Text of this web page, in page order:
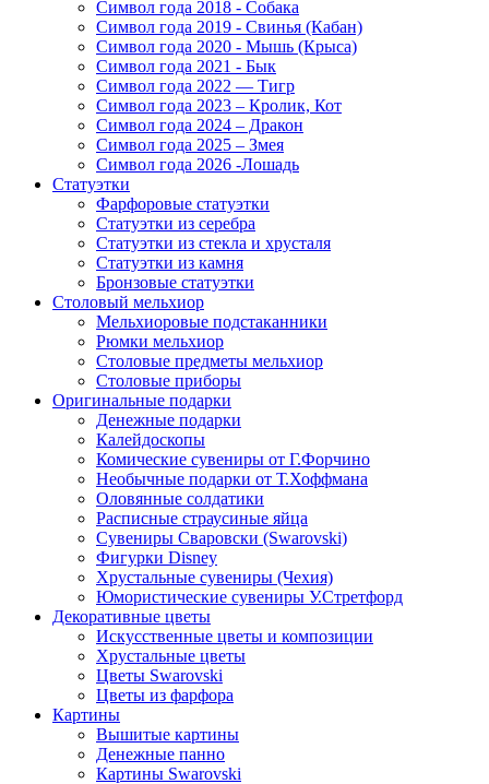
Символ года 2018 - Собака
Символ года 2019 - Свинья (Кабан)
Символ года 2020 - Мышь (Крыса)
Символ года 2021 - Бык
Символ года 2022 — Тигр
Символ года 2023 – Кролик, Кот
Символ года 2024 – Дракон
Символ года 2025 – Змея
Символ года 2026 -Лошадь
Статуэтки
Фарфоровые статуэтки
Статуэтки из серебра
Статуэтки из стекла и хрусталя
Статуэтки из камня
Бронзовые статуэтки
Столовый мельхиор
Мельхиоровые подстаканники
Рюмки мельхиор
Столовые предметы мельхиор
Столовые приборы
Оригинальные подарки
Денежные подарки
Калейдоскопы
Комические сувениры от Г.Форчино
Необычные подарки от Т.Хоффмана
Оловянные солдатики
Расписные страусиные яйца
Сувениры Сваровски (Swarovski)
Фигурки Disney
Хрустальные сувениры (Чехия)
Юмористические сувениры У.Стретфорд
Декоративные цветы
Искусственные цветы и композиции
Хрустальные цветы
Цветы Swarovski
Цветы из фарфора
Картины
Вышитые картины
Денежные панно
Картины Swarovski